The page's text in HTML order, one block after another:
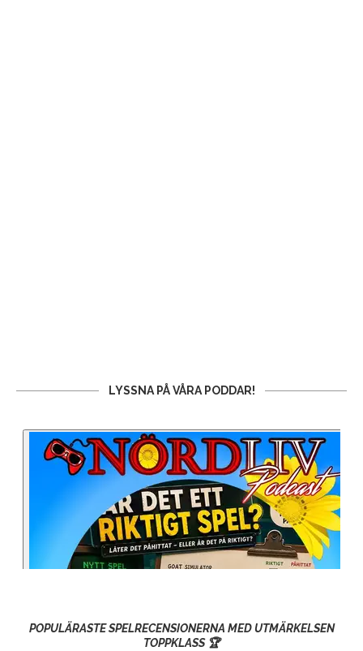
LYSSNA PÅ VÅRA PODDAR!
POPULÄRASTE SPELRECENSIONERNA MED UTMÄRKELSEN
TOPPKLASS 🏆